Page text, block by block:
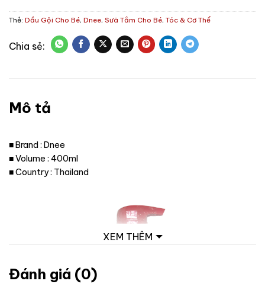
Thẻ: Dầu Gội Cho Bé, Dnee, Sưã Tắm Cho Bé, Tóc & Cơ Thể
Mô tả
■ Brand : Dnee
■ Volume : 400ml
■ Country : Thailand
XEM THÊM
Đánh giá (0)